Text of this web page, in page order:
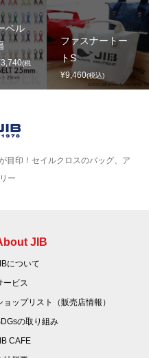
ベル
(税
ファスナートー
トS
¥9,460(税込)
目印！セイルクロスのバッグ、ア
ー
JIB
について
ービス
ョップリスト（販売店情報）
の取り組み
CAFE